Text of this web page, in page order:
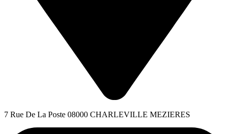
7 Rue De La Poste 08000 CHARLEVILLE MEZIERES